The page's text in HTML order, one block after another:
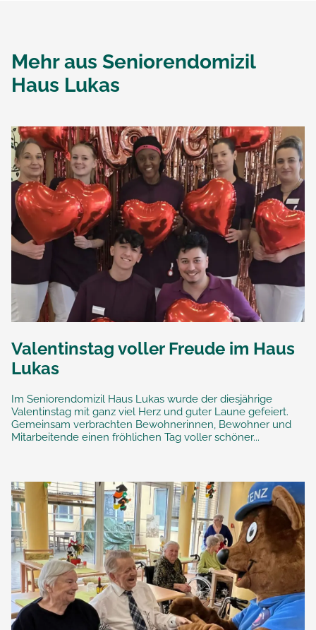
Mehr aus Seniorendomizil
Haus Lukas
Valentinstag voller Freude im Haus
Lukas
Im Seniorendomizil Haus Lukas wurde der diesjährige
Valentinstag mit ganz viel Herz und guter Laune gefeiert.
Gemeinsam verbrachten Bewohnerinnen, Bewohner und
Mitarbeitende einen fröhlichen Tag voller schöner...